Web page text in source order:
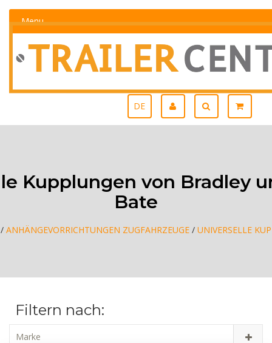
Menu
DE
Kupplungen von Bradley
Bate
ANHÄNGEVORRICHTUNGEN ZUGFAHRZEUGE/ UNIVERSELLE
Filtern nach:
Marke